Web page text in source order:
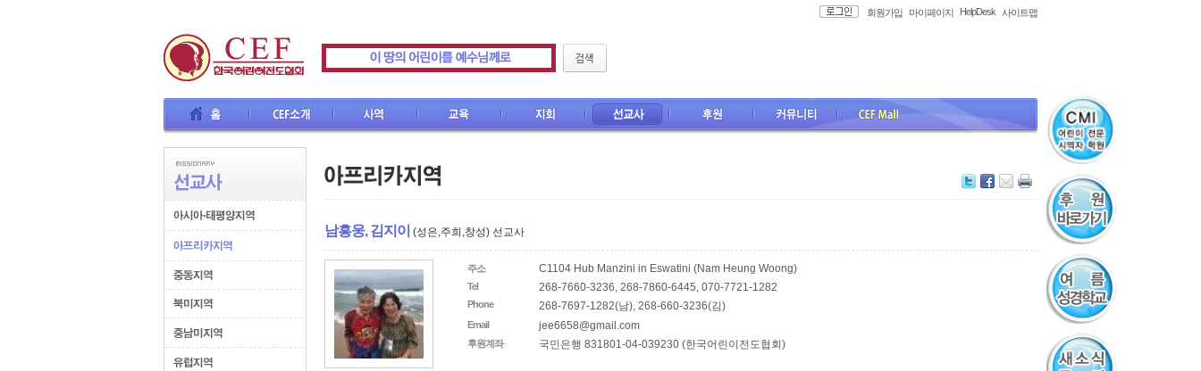
회원가입 마이페이지 HelpDesk 사이트맵
CEF소개 교육 지회 선교사 후원 커뮤니티
남흥웅, 김지이 (성은,주희,창성) 선교사
주소 C1104 Hub Manzini in Eswatini (Nam Heung Woong)
Tel 268-7660-3236, 268-7860-6445, 070-7721-1282
Phone 268-7697-1282(남), 268-660-3236(김)
Email jee6658@gmail.com
후원계좌 국민은행 831801-04-039230 (한국어린이전도협회)